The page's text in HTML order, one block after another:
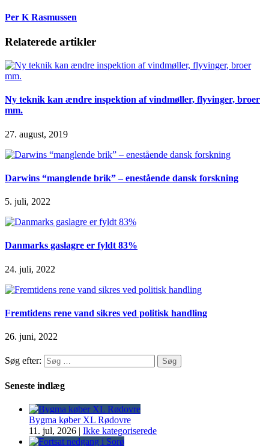
Per K Rasmussen
Relaterede artikler
Ny teknik kan ændre inspektion af vindmøller, flyvinger, broer
mm.
27. august, 2019
Darwins “manglende brik” – enestående dansk forskning
5. juli, 2022
Danmarks gaslagre er fyldt 83%
24. juli, 2022
Fremtidens rene vand sikres ved politisk handling
26. juni, 2022
Søg efter:
Seneste indlæg
Bygma køber XL Rødovre
11. jul, 2026 | Ikke kategoriserede